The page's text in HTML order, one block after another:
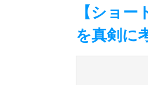
【ショ
を真剣に